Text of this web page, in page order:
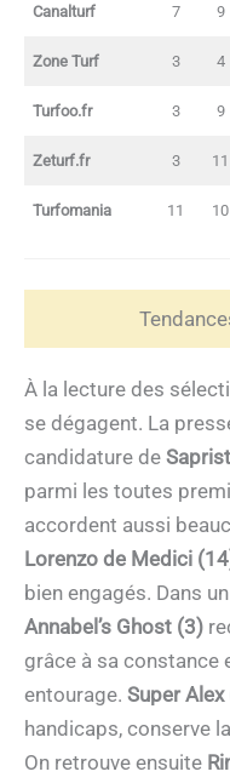
Canalturf 7 9
Zone Turf 3 4
Turfoo.fr 3 9
Zeturf.fr 3 11
Turfomania 11 10
À la lecture des
se dégagent. La
candidature de
parmi les toutes
accordent aussi
Lorenzo de Medici
bien engagés. Dans
Annabel’s Ghost (3)
grâce à sa constance
entourage. Super Alex
handicaps, conserve
On retrouve ensuite